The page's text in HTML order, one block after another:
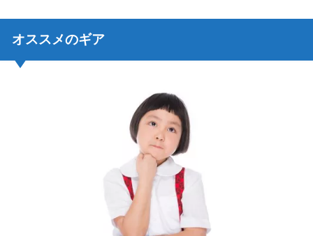
オススメのギア